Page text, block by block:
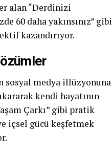
alan “Derdinizi
60 daha yakınsınız” gibi
kazandırıyor.
sosyal medya illüzyonuna
kendi hayatının
Çarkı” gibi pratik
içsel gücü keşfetmek